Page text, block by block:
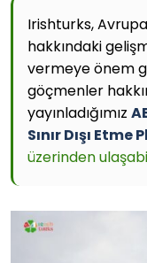
Irishturks,
hakkındaki
vermeye önem
göçmenler
yayınladığımız
Sınır Dışı Etme
üzerinden